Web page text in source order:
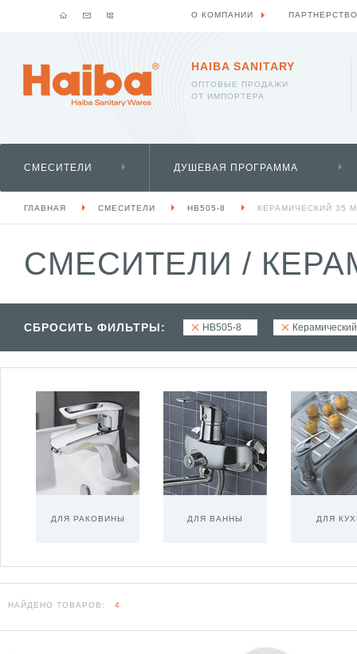
HAIBA SANITARY
ОПТОВЫЕ ПРОДАЖИ
ОТ ИМПОРТЕРА
СМЕСИТЕЛИ ДУШЕВАЯ ПРОГРАММА
ГЛАВНАЯ СМЕСИТЕЛИ HB505-8 КЕРАМИЧЕСКИЙ 35
СМЕСИТЕЛИ /
СБРОСИТЬ ФИЛЬТРЫ: HB505-8
ДЛЯ РАКОВИНЫ ДЛЯ ВАННЫ ДЛЯ
НАЙДЕНО ТОВАРОВ: 4
О КОМПАНИИ ПАРТНЕРСТВО